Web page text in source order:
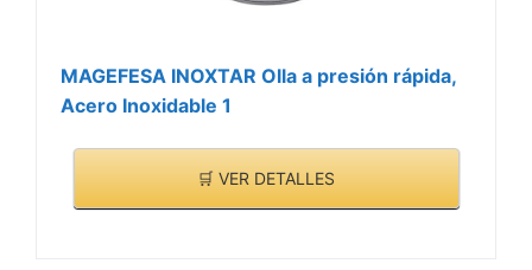
MAGEFESA INOXTAR Olla a presión rápida,
Acero Inoxidable 1
🛒 VER DETALLES